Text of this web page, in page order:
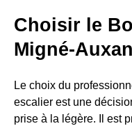
Choisir le
Migné-
Le choix du
escalier est une
prise à la légère. Il est